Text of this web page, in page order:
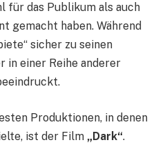
für das Publikum als auch
gemacht haben. Während
sicher zu seinen
in einer Reihe anderer
Produktionen, in denen
ist der Film „Dark“.